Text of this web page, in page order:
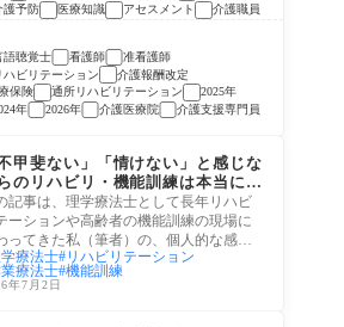
護予防 医療知識 アセスメント 介護職員
語聴覚士 看護師
准看護師
ハビリテーション
介護報酬改定
保険 通所リハビリテーション
2025年
年 2026年 介護医療院
介護支援専門員
不甲斐ない」「情けない」と感じな
のリハビリ・機能訓練は本当に必
記事は、理学療法士として長年リハビ
ーションや高齢者の機能訓練の現場に
ってきた私（筆者）の、個人的な感想
見療法士 リハビリテーション
療法士 機能訓練
年7月2日